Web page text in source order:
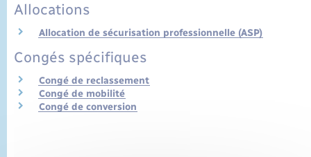
Allocations
Allocation de sécurisation professionnelle (ASP)
Congés spécifiques
Congé de reclassement
Congé de mobilité
Congé de conversion